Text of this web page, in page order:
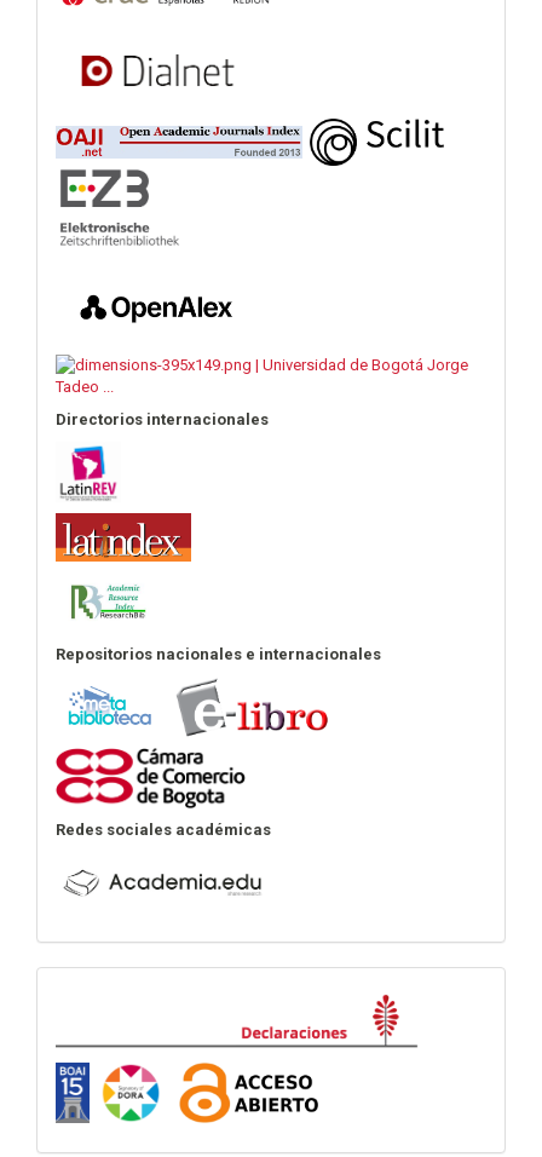
Directorios internacionales
Repositorios nacionales e internacionales
Redes sociales académicas